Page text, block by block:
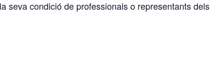
seva condició de professionals o representants